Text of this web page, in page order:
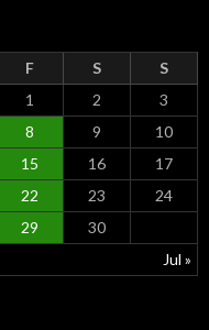
F S S
Jul »
1 2
3
8 9
10
15 16
17
22 23
24
29 30